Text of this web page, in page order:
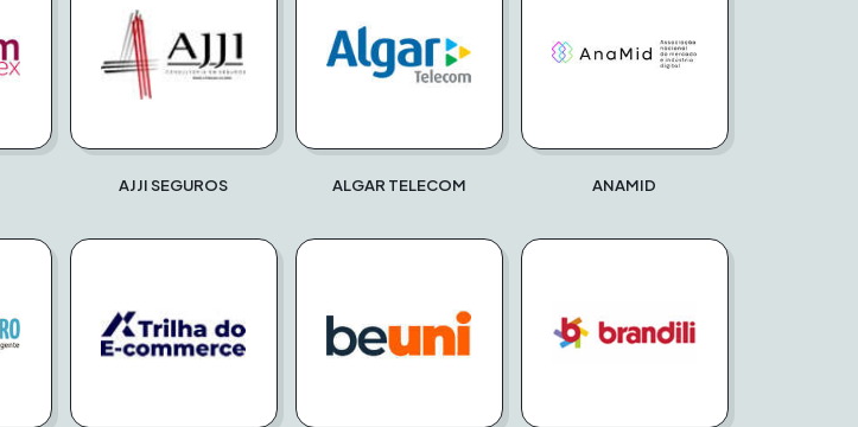
AJJI SEGUROS ALGAR TELECOM ANAMID